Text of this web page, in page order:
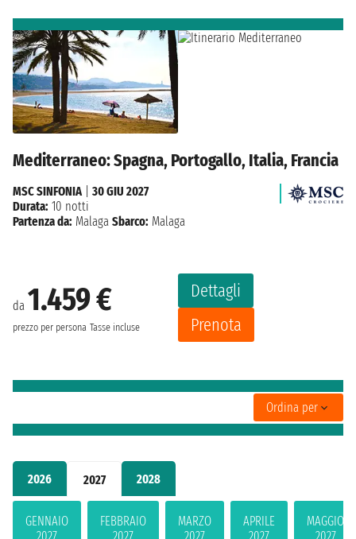
2026 2027 2028
GENNAIO
FEBBRAIO
MARZO
APRILE
MAGGIO
Mediterraneo: Spagna, Portogallo, Italia, Francia
da 1.459 €
prezzo per persona Tasse incluse
Dettagli
Prenota
MSC SINFONIA| 30 GIU 2027
Durata: 10 notti
Partenza da: Malaga Sbarco: Malaga
Ordina per